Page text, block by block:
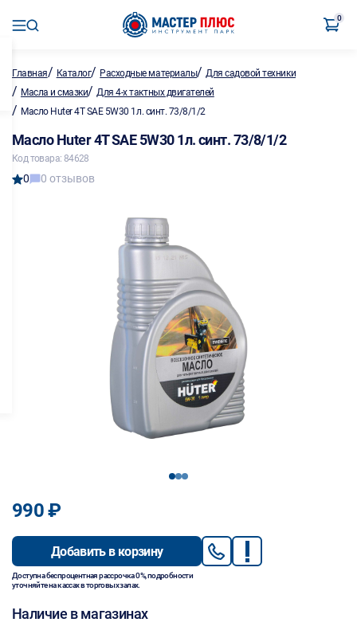
0
Главная/ Каталог/ Расходные материалы/Для садовой техники
/ Масла и смазки/Для 4-х тактных двигателей
/ Масло Huter 4T SAE 5W30 1л. синт. 73/8/1/2
Масло Huter 4T SAE 5W30 1л. синт. 73/8/1/2
Код товара: 84628
0 0 отзывов
123
990 ₽
Добавить в корзину
Доступна беспроцентная рассрочка 0%, подробности
уточняйте на кассах в торговых залах.
Наличие в магазинах